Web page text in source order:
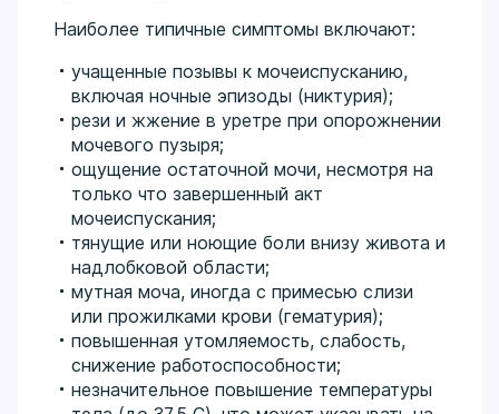
Наиболее типичные симптомы включают:
учащенные позывы к мочеиспусканию,
включая ночные эпизоды (никтурия);
рези и жжение в уретре при опорожнении
мочевого пузыря;
ощущение остаточной мочи, несмотря на
только что завершенный акт
мочеиспускания;
тянущие или ноющие боли внизу живота и
надлобковой области;
мутная моча, иногда с примесью слизи
или прожилками крови (гематурия);
повышенная утомляемость, слабость,
снижение работоспособности;
незначительное повышение температуры